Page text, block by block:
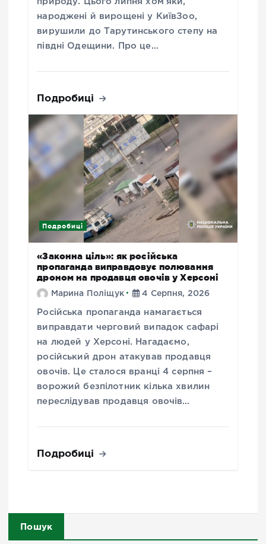
народжені й вирощені у КиївЗоо,
вирушили до Тарутинського степу на
півдні Одещини. Про це…
Подробиці
Подробиці
«Законна ціль»: як російська
пропаганда виправдовує полювання
дроном на продавця овочів у Херсоні
Марина Поліщук 4 Серпня, 2026
Російська пропаганда намагається
виправдати черговий випадок сафарі
на людей у Херсоні. Нагадаємо,
російський дрон атакував продавця
овочів. Це сталося вранці 4 серпня –
ворожий безпілотник кілька хвилин
переслідував продавця овочів…
Подробиці
Пошук